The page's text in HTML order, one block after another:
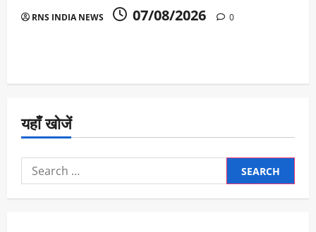
RNS INDIA NEWS 07/08/2026 0
यहाँ खोजें
Search
for: